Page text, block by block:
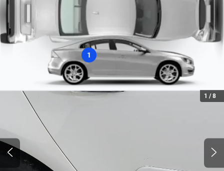
Flex
Tipo de Combustível
1
1 /8